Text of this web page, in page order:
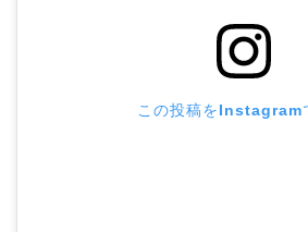
この投稿をInstagram